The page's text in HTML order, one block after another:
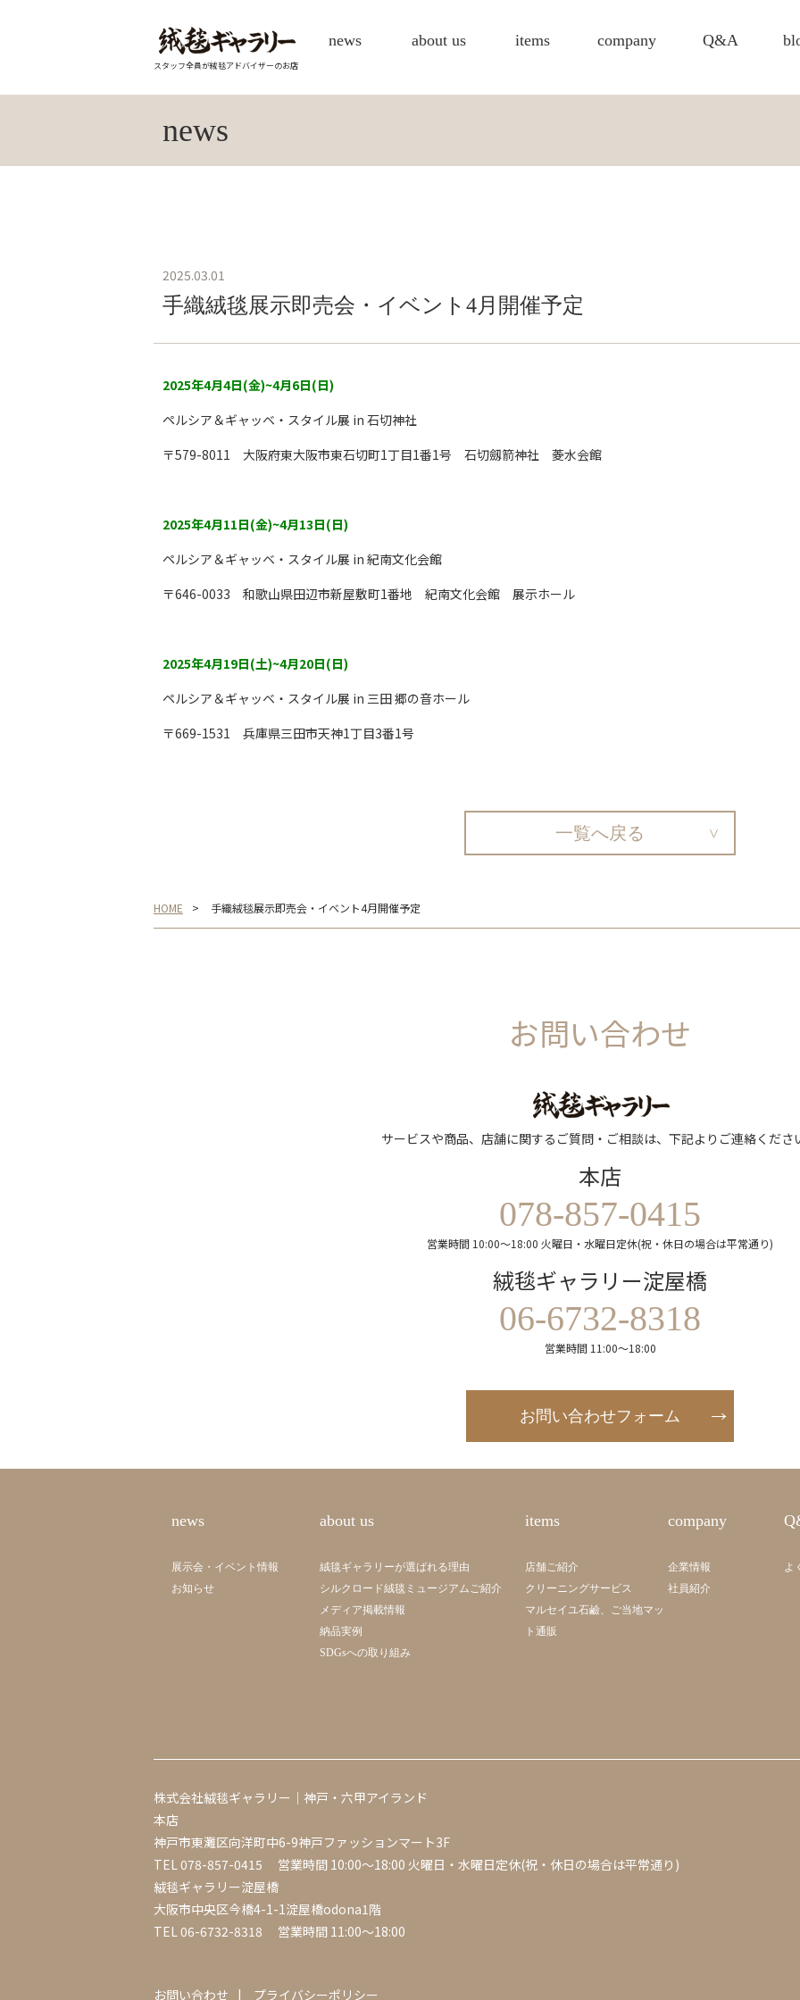
スタッフ全員が絨毯アドバイザーのお店
news about us items company Q&A
news
2025.03.01
手織絨毯展示即売会・イベント4月開催予定
2025年4月4日(金)~4月6日(日)
ペルシア＆ギャッベ・スタイル展 in 石切神社
〒579-8011 大阪府東大阪市東石切町1丁目1番1号 石切劔箭神社 菱水会館
2025年4月11日(金)~4月13日(日)
ペルシア＆ギャッベ・スタイル展 in 紀南文化会館
〒646-0033 和歌山県田辺市新屋敷町1番地 紀南文化会館 展示ホール
2025年4月19日(土)~4月20日(日)
ペルシア＆ギャッベ・スタイル展 in 三田 郷の音ホール
〒669-1531 兵庫県三田市天神1丁目3番1号
一覧へ戻る
HOME 手織絨毯展示即売会・イベント4月開催予定
お問い合わせ
サービスや商品、店舗に関するご質問・ご相談は、下記よりご連絡くださ
本店
078-857-0415
営業時間 10:00～18:00 火曜日・水曜日定休(祝・休日の場合は平常通り)
絨毯ギャラリー淀屋橋
06-6732-8318
営業時間 11:00～18:00
お問い合わせフォーム
news
展示会・イベント情報
お知らせ
about us
絨毯ギャラリーが選ばれる理由
シルクロード絨毯ミュージアムご紹介
メディア掲載情報
納品実例
SDGsへの取り組み
items
店舗ご紹介
クリーニングサービス
マルセイユ石鹼、ご当地マッ
ト通販
company
企業情報
社員紹介
よ
株式会社絨毯ギャラリー｜神戸・六甲アイランド
本店
神戸市東灘区向洋町中6-9神戸ファッションマート3F
TEL078-857-0415 営業時間 10:00～18:00 火曜日・水曜日定休(祝・休日の場合は平常通り)
絨毯ギャラリー淀屋橋
大阪市中央区今橋4-1-1淀屋橋odona1階
TEL06-6732-8318 営業時間 11:00～18:00
お問い合わせ プライバシーポリシー